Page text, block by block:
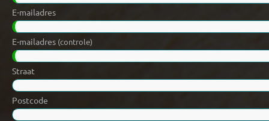
E-mailadres
E-mailadres (controle)
Straat
Postcode